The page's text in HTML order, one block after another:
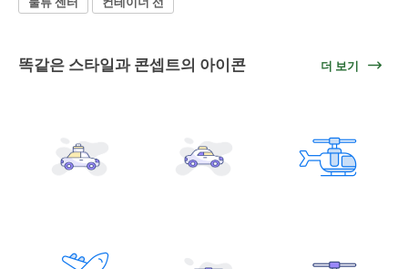
똑같은 스타일과 콘셉트의 아이콘 더 보기